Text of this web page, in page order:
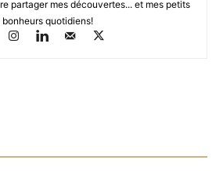
partager mes découvertes... et mes petits
bonheurs quotidiens!